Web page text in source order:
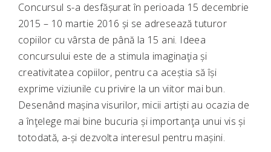
Concursul s-a desfășurat în perioada 15 decembrie
2015 – 10 martie 2016 și se adresează tuturor
copiilor cu vârsta de până la 15 ani. Ideea
concursului este de a stimula imaginaţia și
creativitatea copiilor, pentru ca aceștia să își
exprime viziunile cu privire la un viitor mai bun.
Desenând mașina visurilor, micii artiști au ocazia de
a înţelege mai bine bucuria și importanţa unui vis și
totodată, a-și dezvolta interesul pentru mașini.